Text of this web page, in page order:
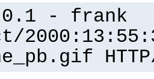
- frank